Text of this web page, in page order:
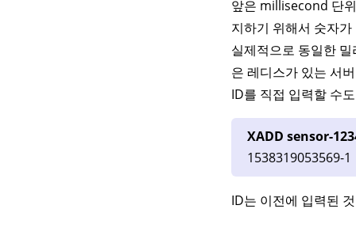
앞은 millisecond 단
지하기 위해서 숫자
실제적으로 동일한
은 레디스가 있는 서
ID를 직접 입력할 수
XADD sensor-
1538319053569-1
ID는 이전에 입력된